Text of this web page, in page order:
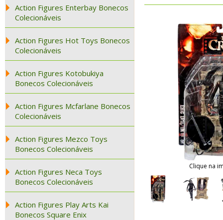
Action Figures Enterbay Bonecos
Colecionáveis
Action Figures Hot Toys Bonecos
Colecionáveis
Action Figures Kotobukiya
Bonecos Colecionáveis
Action Figures Mcfarlane Bonecos
Colecionáveis
Action Figures Mezco Toys
Bonecos Colecionáveis
Action Figures Neca Toys
Bonecos Colecionáveis
Action Figures Play Arts Kai
Bonecos Square Enix
Clique na